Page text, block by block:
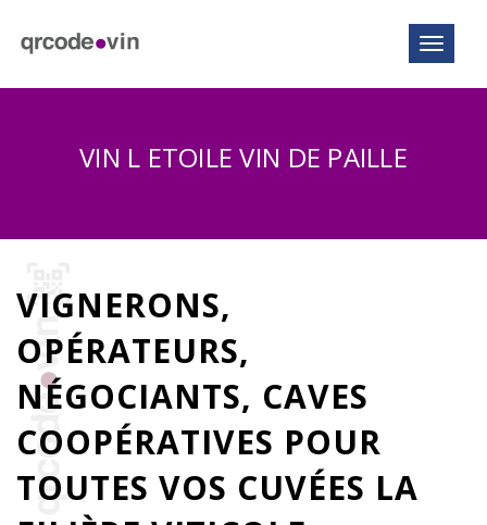
Toggle
VIN L ETOILE VIN DE PAILLE
VIGNERONS,
OPÉRATEURS,
NÉGOCIANTS, CAVES
COOPÉRATIVES POUR
TOUTES VOS CUVÉES LA